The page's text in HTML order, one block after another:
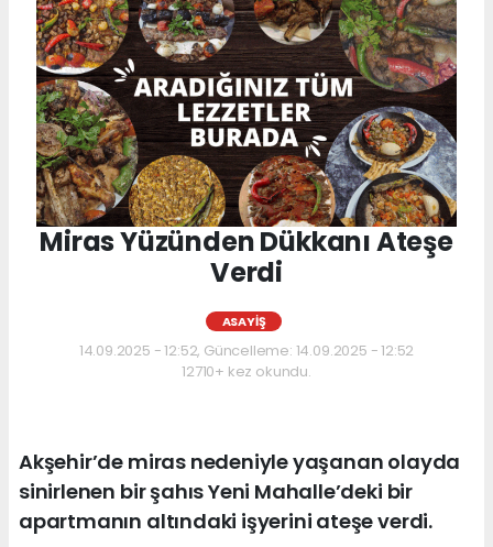
Miras Yüzünden Dükkanı Ateşe
Verdi
ASAYIŞ
14.09.2025 - 12:52, Güncelleme: 14.09.2025 - 12:52
12710+ kez okundu.
Akşehir’de miras nedeniyle yaşanan olayda
sinirlenen bir şahıs Yeni Mahalle’deki bir
apartmanın altındaki işyerini ateşe verdi.